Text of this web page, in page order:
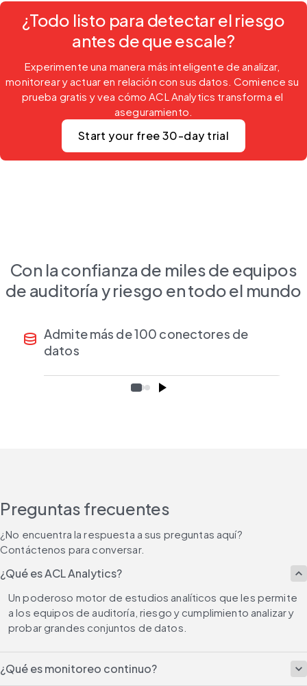
¿Todo listo para detectar el riesgo
antes de que escale?
Experimente una manera más inteligente de analizar,
monitorear y actuar en relación con sus datos. Comience su
prueba gratis y vea cómo ACL Analytics transforma el
aseguramiento.
Start your free 30-day trial
Con la confianza de miles de equipos
de auditoría y riesgo en todo el mundo
database Admite más de 100 conectores de
datos
Preguntas frecuentes
¿No encuentra la respuesta a sus preguntas aquí?
Contáctenos para conversar.
¿Qué es ACL Analytics?
Un poderoso motor de estudios analíticos que les permite
a los equipos de auditoría, riesgo y cumplimiento analizar y
probar grandes conjuntos de datos.
¿Qué es monitoreo continuo?